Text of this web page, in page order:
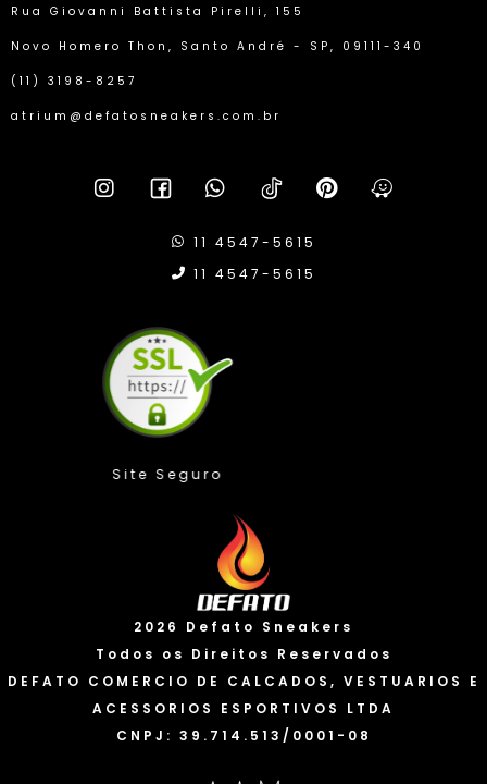
Rua Giovanni Battista Pirelli, 155
Novo Homero Thon, Santo André - SP, 09111-340
(11) 3198-8257
atrium@defatosneakers.com.br
11 4547-5615
11 4547-5615
Compra Protegida
2026 Defato Sneakers
Todos os Direitos Reservados
DEFATO COMERCIO DE CALCADOS, VESTUARIOS E
ACESSORIOS ESPORTIVOS LTDA
CNPJ: 39.714.513/0001-08